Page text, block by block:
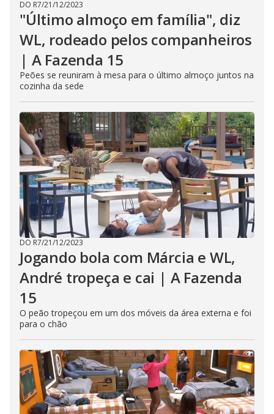
DO R7/21/12/2023
"Último almoço em família", diz
WL, rodeado pelos companheiros
| A Fazenda 15
Peões se reuniram à mesa para o último almoço juntos na
cozinha da sede
DO R7/21/12/2023
Jogando bola com Márcia e WL,
André tropeça e cai | A Fazenda
15
O peão tropeçou em um dos móveis da área externa e foi
para o chão